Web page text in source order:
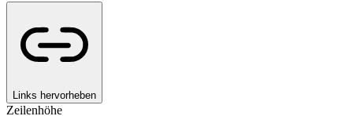
Links hervorheben
Zeilenhöhe